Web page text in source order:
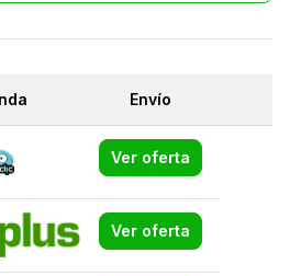
Envío
Ver oferta
Ver oferta